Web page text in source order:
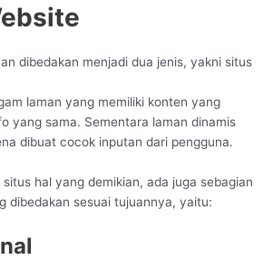
dibedakan menjadi dua jenis, yakni situs
laman yang memiliki konten yang
yang sama. Sementara laman dinamis
dibuat cocok inputan dari pengguna.
hal yang demikian, ada juga sebagian
dibedakan sesuai tujuannya, yaitu: